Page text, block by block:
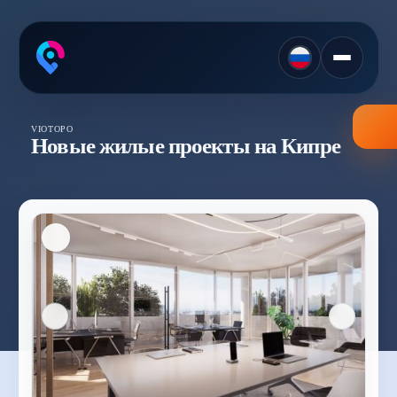
VIOTOPO
Новые жилые проекты на Кипре